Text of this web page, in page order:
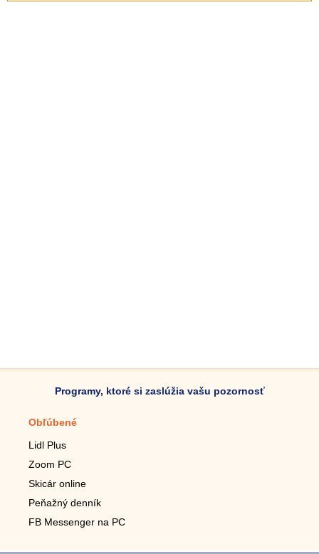
Programy, ktoré si zaslúžia vašu pozornosť
Obľúbené
Lidl Plus
Zoom PC
Skicár online
Peňažný denník
FB Messenger na PC